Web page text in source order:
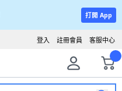
打開 App
客服中心
註冊會員
登入